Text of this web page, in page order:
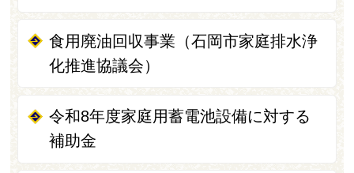
食用廃油回収事業（石岡市家庭排水浄
化推進協議会）
令和8年度家庭用蓄電池設備に対する
補助金